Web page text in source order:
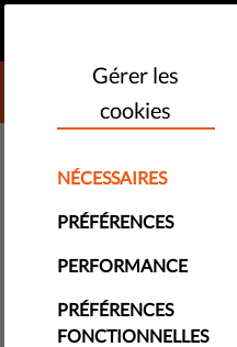
DONATE
Une
publicités
menaces les
équitables
Gérer les
cookies
NÉCESSAIRES
PRÉFÉRENCES
PERFORMANCE
PRÉFÉRENCES
FONCTIONNELLES